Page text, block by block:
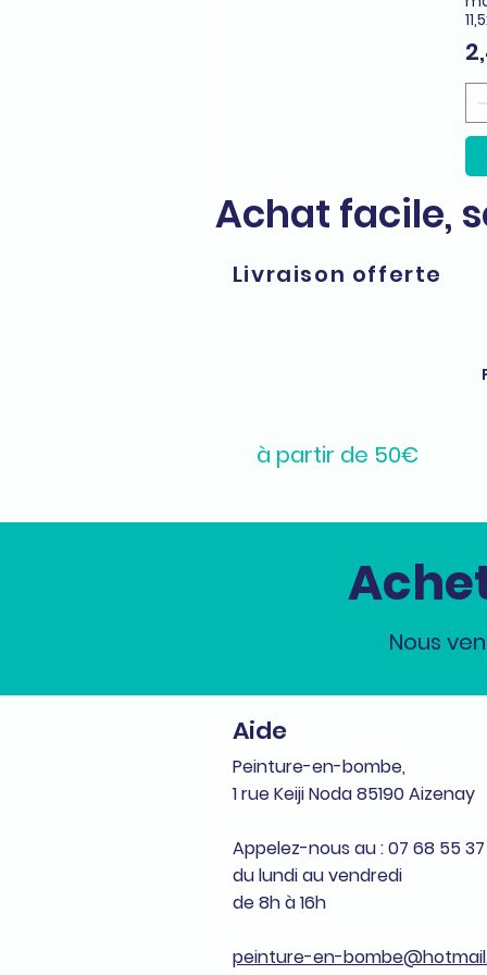
Achat facile,
à partir de 50€
Livraison offerte
Nous
Aide
Peinture-en-bombe,
1 rue Keiji Noda 85190 Aizenay
Appelez-nous au : 07 68 55 37
du lundi au vendredi
de 8h à 16h
peinture-en-